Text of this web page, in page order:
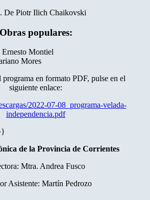
De Piotr Ilich Chaikovski
Obras populares:
Ernesto Montiel
Mores
programa en formato PDF, pulse en el
siguiente enlace:
2022-07-08_programa-velada-
independencia.pdf
de la Provincia de Corrientes
Mtra. Andrea Fusco
Asistente: Martín Pedrozo